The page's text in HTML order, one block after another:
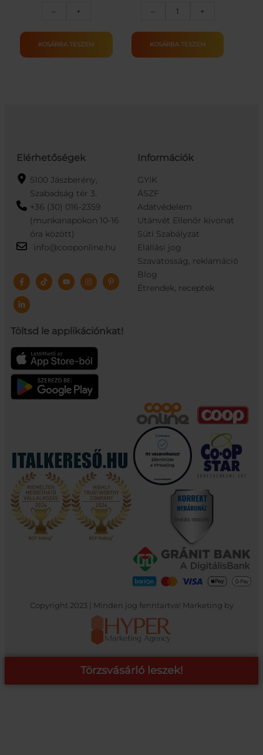
–
félautómata
játékpuska-
+
KOSÁRBA TESZEM
–
"Kifacsaró"
mennyiség
+
KOSÁRBA TESZEM
Elérhetőségek
5100 Jászberény,
Szabadság tér 3.
+36 (30) 016-2359
(munkanapokon 10-16
óra között)
info@cooponline.hu
Töltsd le applikációnkat!
Információk
GYIK
ÁSZF
Adatvédelem
Utánvét Ellenőr kivonat
Süti Szabályzat
Elállási jog
Szavatosság, reklamáció
Blog
Étrendek, receptek
Copyright 2023 | Minden jog fenntartva! Marketing by
Törzsvásárló leszek!